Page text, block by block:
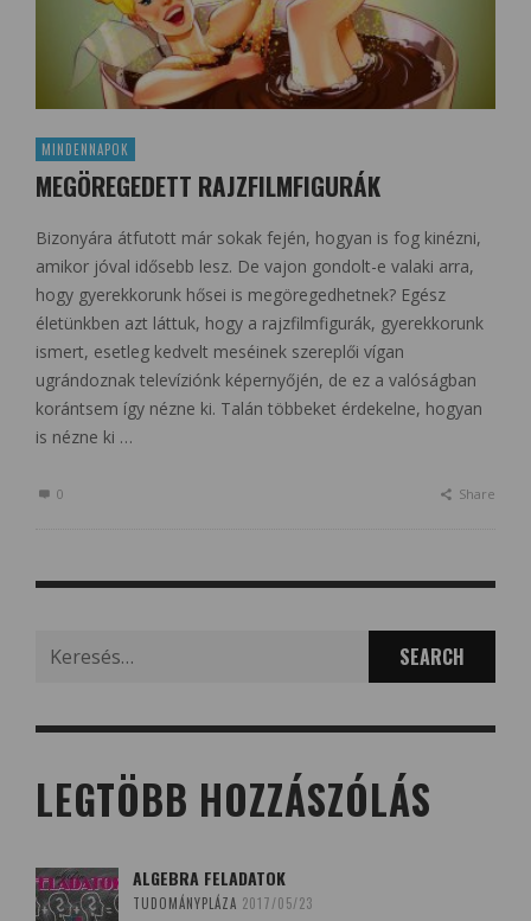
MINDENNAPOK
MEGÖREGEDETT RAJZFILMFIGURÁK
Bizonyára átfutott már sokak fején, hogyan is fog kinézni,
amikor jóval idősebb lesz. De vajon gondolt-e valaki arra,
hogy gyerekkorunk hősei is megöregedhetnek? Egész
életünkben azt láttuk, hogy a rajzfilmfigurák, gyerekkorunk
ismert, esetleg kedvelt meséinek szereplői vígan
ugrándoznak televíziónk képernyőjén, de ez a valóságban
korántsem így nézne ki. Talán többeket érdekelne, hogyan
is nézne ki …
0 Share
LEGTÖBB HOZZÁSZÓLÁS
ALGEBRA FELADATOK
TUDOMÁNYPLÁZA 2017/05/23